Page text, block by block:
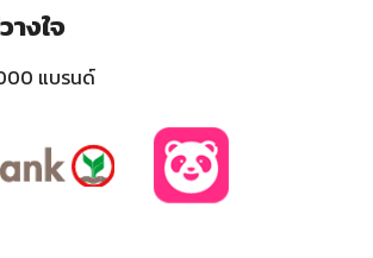
างใจ
แบรนด์